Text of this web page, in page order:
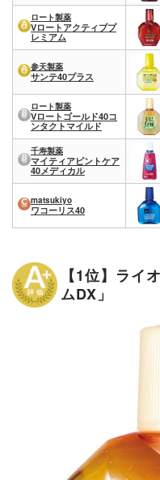
ロート製薬
Vロートアクティブプ
レミアム
参天製薬
サンテ40プラス
ロート製薬
Vロートゴールド40コ
ンタクトマイルド
千寿製薬
マイティアピントケア
40メディカル
matsukiyo
ワコーリス40
【1位】ライ
ムDX」